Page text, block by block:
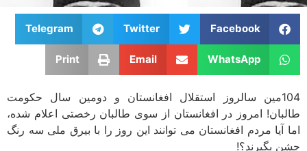
Facebook
Twitter
Telegram
WhatsApp
Email
Print
104مین سالروز استقلال افغانستان و دومین سال حکومت
طالبان! امروز در افغانستان از سوی طالبان رخصتی اعلام شده،
اما آیا مردم افغانستان می توانند این روز را با بیرق ملی سه رنگ
جشن بگیرند؟!